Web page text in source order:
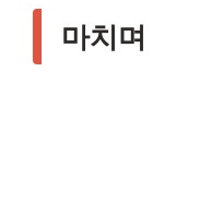
마치며